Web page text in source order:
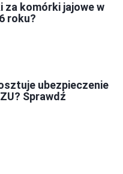
za komórki jajowe w
roku?
ubezpieczenie
Sprawdź